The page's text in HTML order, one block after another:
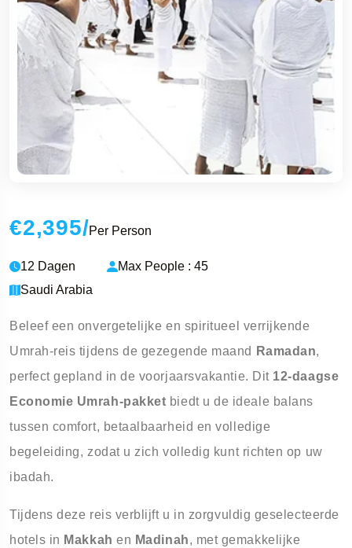
€2,395/Per Person
12 Dagen
Max People : 45
Saudi Arabia
Beleef een onvergetelijke en spiritueel verrijkende
Umrah-reis tijdens de gezegende maand
Ramadan,
perfect gepland in de voorjaarsvakantie. Dit 12-daagse
Economie Umrah-pakket biedt u de ideale balans
tussen comfort, betaalbaarheid en volledige
begeleiding, zodat u zich volledig kunt richten op uw
ibadah.
Tijdens deze reis verblijft u in zorgvuldig geselecteerde
hotels in Makkah en Madinah, met gemakkelijke